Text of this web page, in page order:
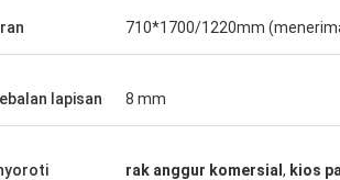
untuk
nanti.
710*1700/1220mm
lapisan 8 mm
rak anggur komersial , kios